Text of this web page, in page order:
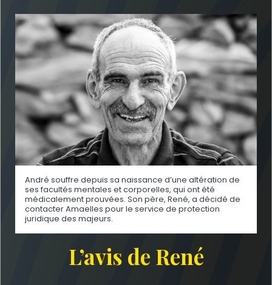
André souffre depuis sa naissance d’une altération de
ses facultés mentales et corporelles, qui ont été
médicalement prouvées. Son père, René, a décidé de
contacter Amaelles pour le service de protection
juridique des majeurs.
L’avis de René